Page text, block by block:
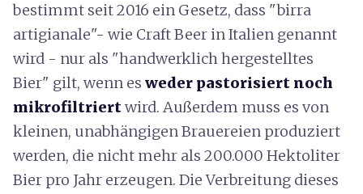
bestimmt seit 2016 ein Gesetz, dass "birra
artigianale"- wie Craft Beer in Italien genannt
wird - nur als "handwerklich hergestelltes
Bier" gilt, wenn es weder pastorisiert noch
mikrofiltriertwird. Außerdem muss es von
kleinen, unabhängigen Brauereien produziert
werden, die nicht mehr als 200.000 Hektoliter
Bier pro Jahr erzeugen. Die Verbreitung dieses